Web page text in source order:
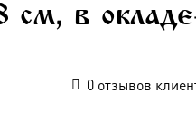
см, в
0отзывов